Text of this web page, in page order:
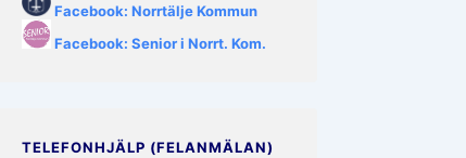
Facebook: Norrtälje Kommun
Facebook: Senior i Norrt. Kom.
TELEFONHJÄLP (FELANMÄLAN)